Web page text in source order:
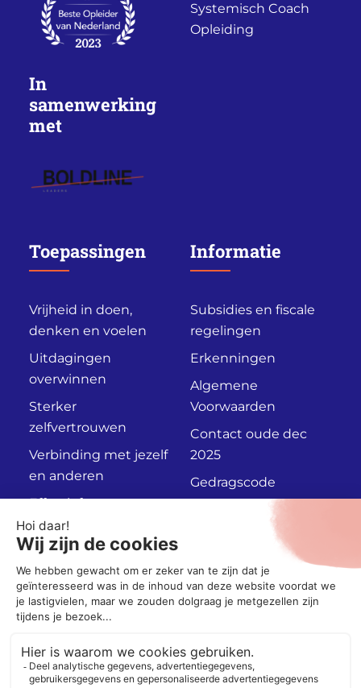
In
samenwerking
met
Systemisch Coach
Opleiding
Toepassingen
Vrijheid in doen,
denken en voelen
Uitdagingen
overwinnen
Sterker
zelfvertrouwen
Verbinding met jezelf
en anderen
Effectief
communiceren
Informatie
Subsidies en fiscale
regelingen
Erkenningen
Algemene
Voorwaarden
Contact oude dec
2025
Gedragscode
Socials